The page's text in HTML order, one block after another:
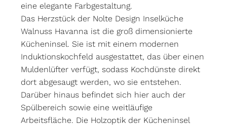
eine elegante Farbgestaltung.
Das Herzstück der Nolte Design Inselküche
Walnuss Havanna ist die groß dimensionierte
Kücheninsel. Sie ist mit einem modernen
Induktionskochfeld ausgestattet, das über einen
Muldenlüfter verfügt, sodass Kochdünste direkt
dort abgesaugt werden, wo sie entstehen.
Darüber hinaus befindet sich hier auch der
Spülbereich sowie eine weitläufige
Arbeitsfläche. Die Holzoptik der Kücheninsel